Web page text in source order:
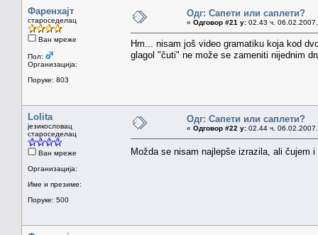
Фаренхајт
староседелац
Ван мреже
Пол:
Организација:
Поруке: 803
Одг: Сапети или саплети?
« Одговор #21 у: 02.43 ч.
Hm... nisam još video gramatiku koja kod
glagol "čuti" ne može se zameniti nijednim
Lolita
језикословац
староседелац
Ван мреже
Организација:
Име и презиме:
Поруке: 500
Одг: Сапети или саплети?
« Одговор #22 у: 02.44 ч.
Možda se nisam najlepše izrazila, ali